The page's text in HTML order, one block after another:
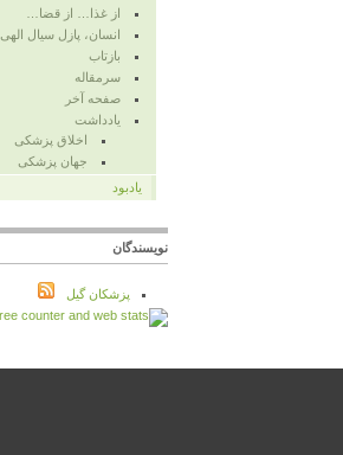
از غذا… از قضا…
انسان، پازل سیال الهی
بازتاب
سرمقاله
صفحه‌ آخر
یادداشت
اخلاق پزشکی
جهان پزشکی
یادبود
نویسندگان
پزشكان گيل